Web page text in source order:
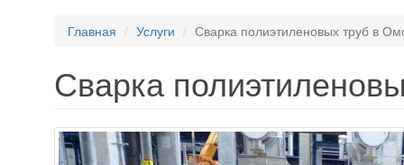
Главная Услуги Сварка полиэтиленовых труб в
Сварка